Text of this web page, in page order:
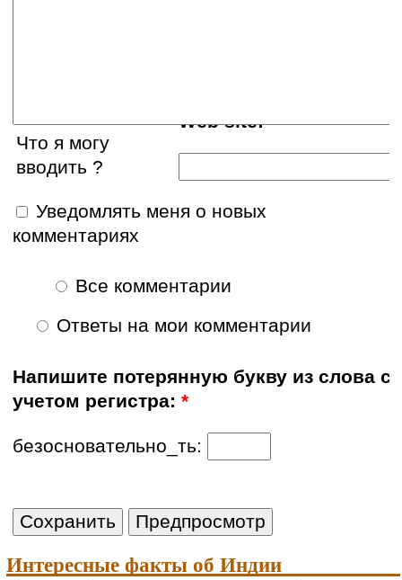
Web site:
Что я могу
вводить ?
Уведомлять меня о новых
комментариях
Все комментарии
Ответы на мои комментарии
Напишите потерянную букву из слова с
учетом регистра:*
безосновательно_ть:
Интересные факты об Индии